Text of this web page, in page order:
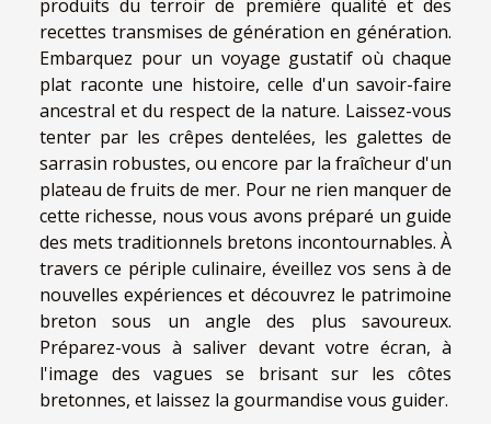
produits du terroir de première qualité et des
recettes transmises de génération en génération.
Embarquez pour un voyage gustatif où chaque
plat raconte une histoire, celle d'un savoir-faire
ancestral et du respect de la nature. Laissez-vous
tenter par les crêpes dentelées, les galettes de
sarrasin robustes, ou encore par la fraîcheur d'un
plateau de fruits de mer. Pour ne rien manquer de
cette richesse, nous vous avons préparé un guide
des mets traditionnels bretons incontournables. À
travers ce périple culinaire, éveillez vos sens à de
nouvelles expériences et découvrez le patrimoine
breton sous un angle des plus savoureux.
Préparez-vous à saliver devant votre écran, à
l'image des vagues se brisant sur les côtes
bretonnes, et laissez la gourmandise vous guider.